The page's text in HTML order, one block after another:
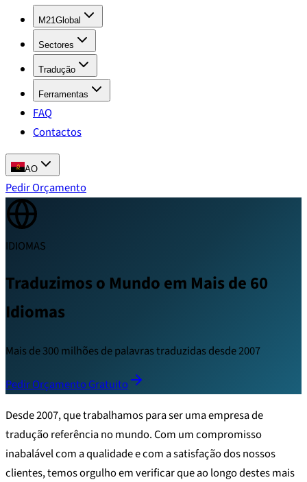
M21Global
Sectores
Tradução
Ferramentas
FAQ
Contactos
AO
Pedir Orçamento
IDIOMAS
Traduzimos o Mundo em Mais de 60
Idiomas
Mais de 300 milhões de palavras traduzidas desde 2007
Pedir Orçamento Gratuito
Desde 2007, que trabalhamos para ser uma empresa de
tradução referência no mundo. Com um compromisso
inabalável com a qualidade e com a satisfação dos nossos
clientes, temos orgulho em verificar que ao longo destes mais